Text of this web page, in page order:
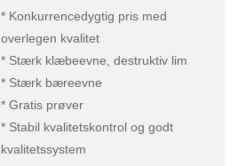
* Konkurrencedygtig pris med
overlegen kvalitet
* Stærk klæbeevne, destruktiv lim
* Stærk bæreevne
* Gratis prøver
* Stabil kvalitetskontrol og godt
kvalitetssystem